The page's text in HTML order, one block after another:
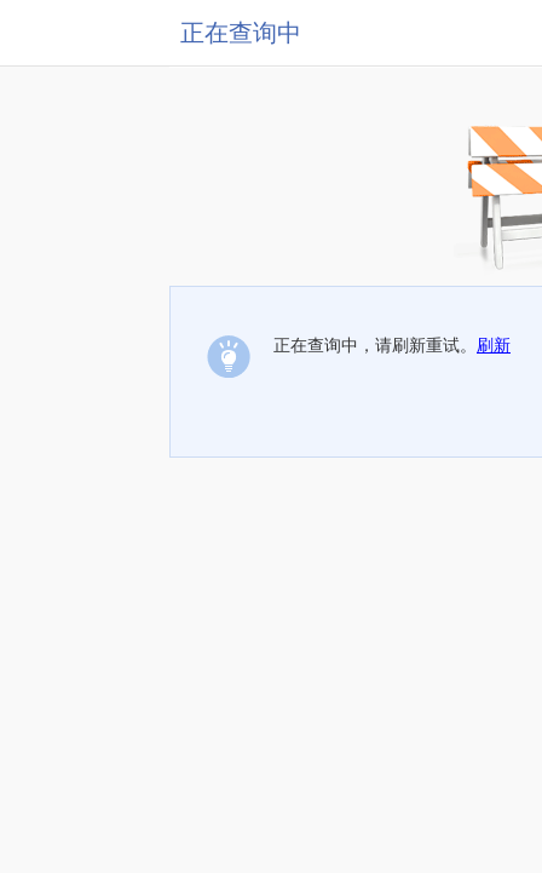
正在查询中
正在查询中，请刷新重试。 刷新